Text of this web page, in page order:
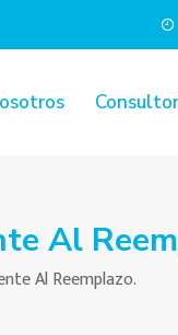
Al
Al Reemplazo.